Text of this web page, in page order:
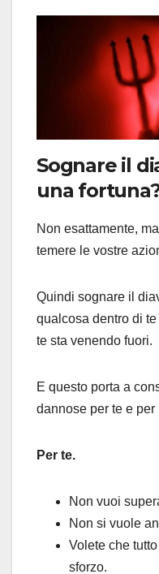
Sognare il
una
Non esattamente,
temere le vostre
Quindi sognare il
qualcosa dentro di
te sta venendo fuori.
E questo porta a
dannose per te e
Per te.
Non vuoi
Non si vuole
Volete che
sforzo.